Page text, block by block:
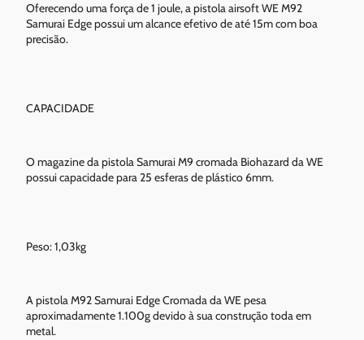
Oferecendo uma força de 1 joule, a pistola airsoft WE M92
Samurai Edge possui um alcance efetivo de até 15m com boa
precisão.
CAPACIDADE
O magazine da pistola Samurai M9 cromada Biohazard da WE
possui capacidade para 25 esferas de plástico 6mm.
Peso: 1,03kg
A pistola M92 Samurai Edge Cromada da WE pesa
aproximadamente 1.100g devido à sua construção toda em
metal.